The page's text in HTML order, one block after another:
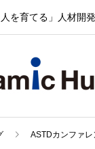
人を育てる」人材開
ASTDカンファレ